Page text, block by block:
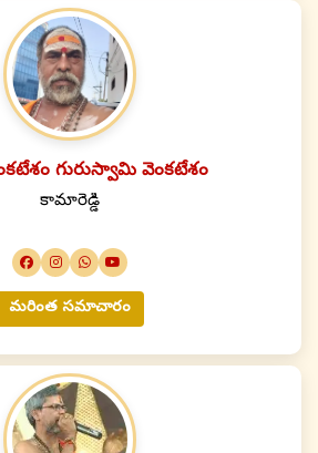
గురుస్వామి వెంకటేశం
కామారెడ్డి
మరింత సమాచారం